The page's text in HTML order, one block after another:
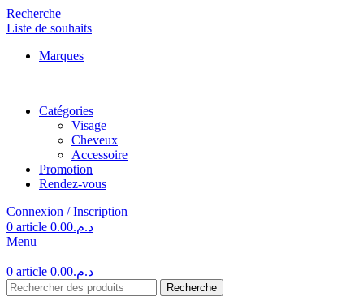
Recherche
Liste de souhaits
Marques
Catégories
Visage
Cheveux
Accessoire
Promotion
Rendez-vous
Connexion / Inscription
0 article د.م.0.00
Menu
0 article د.م.0.00
Recherche